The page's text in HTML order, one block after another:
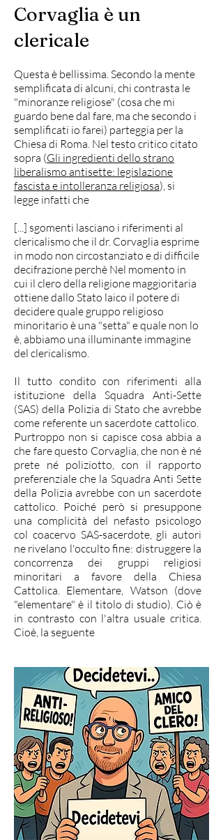
Corvaglia è un
clericale
Questa è bellissima. Secondo la mente
semplificata di alcuni, chi contrasta le
"minoranze religiose" (cosa che mi
guardo bene dal fare, ma che secondo i
semplificati io farei) parteggia per la
Chiesa di Roma. Nel testo critico citato
sopra (Gli ingredienti dello strano
liberalismo antisette: legislazione
fascista e intolleranza religiosa), si
legge infatti che
[...] sgomenti lasciano i riferimenti al
clericalismo che il dr. Corvaglia esprime
in modo non circostanziato e di difficile
decifrazione perchè Nel momento in
cui il clero della religione maggioritaria
ottiene dallo Stato laico il potere di
decidere quale gruppo religioso
minoritario è una "setta" e quale non lo
è, abbiamo una illuminante immagine
del clericalismo.
Il tutto condito con riferimenti alla
istituzione della Squadra Anti-Sette
(SAS) della Polizia di Stato che avrebbe
come referente un sacerdote cattolico. ​
Purtroppo non si capisce cosa abbia a
che fare questo Corvaglia, che non è né
prete né poliziotto, con il rapporto
preferenziale che la Squadra Anti Sette
della Polizia avrebbe con un sacerdote
cattolico. Poiché però si presuppone
una complicità del nefasto psicologo
col coacervo SAS-sacerdote, gli autori
ne rivelano l'occulto fine: distruggere la
concorrenza dei gruppi religiosi
minoritari a favore della Chiesa
Cattolica. Elementare, Watson (dove
"elementare" è il titolo di studio). Ciò è
in contrasto con l'altra usuale critica.
Cioè, la seguente